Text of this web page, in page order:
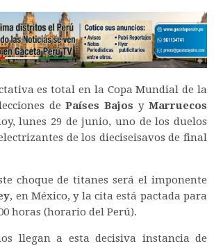
es total en la Copa Mundial de la
dePaíses Bajos y Marruecos
lunes 29 de junio, uno de los duelos
de los dieciseisavos de final
choque de titanes será el imponente
, en México, y la cita está pactada para
horas (horario del Perú).
llegan a esta decisiva instancia de